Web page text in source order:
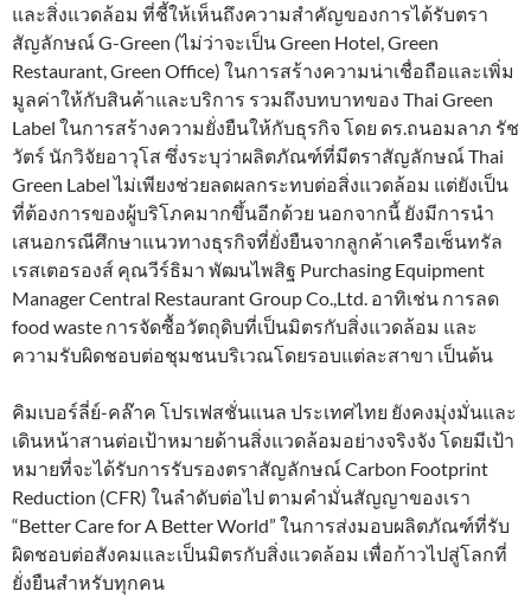
และสิ่งแวดล้อม ที่ชี้ให้เห็นถึงความสำคัญของการได้รับตรา
สัญลักษณ์ G-Green (ไม่ว่าจะเป็น Green Hotel, Green
Restaurant, Green Office) ในการสร้างความน่าเชื่อถือและเพิ่ม
มูลค่าให้กับสินค้าและบริการ รวมถึงบทบาทของ Thai Green
Label ในการสร้างความยั่งยืนให้กับธุรกิจ โดย ดร.ถนอมลาภ รัช
วัตร์ นักวิจัยอาวุโส ซึ่งระบุว่าผลิตภัณฑ์ที่มีตราสัญลักษณ์ Thai
Green Label ไม่เพียงช่วยลดผลกระทบต่อสิ่งแวดล้อม แต่ยังเป็น
ที่ต้องการของผู้บริโภคมากขึ้นอีกด้วย นอกจากนี้ ยังมีการนำ
เสนอกรณีศึกษาแนวทางธุรกิจที่ยั่งยืนจากลูกค้าเครือเซ็นทรัล
เรสเตอรองส์ คุณวีร์ธิมา พัฒนไพสิฐ Purchasing Equipment
Manager Central Restaurant Group Co.,Ltd. อาทิเช่น การลด
food waste การจัดซื้อวัตถุดิบที่เป็นมิตรกับสิ่งแวดล้อม และ
ความรับผิดชอบต่อชุมชนบริเวณโดยรอบแต่ละสาขา เป็นต้น
คิมเบอร์ลี่ย์-คล๊าค โปรเฟสชั่นแนล ประเทศไทย ยังคงมุ่งมั่นและ
เดินหน้าสานต่อเป้าหมายด้านสิ่งแวดล้อมอย่างจริงจัง โดยมีเป้า
หมายที่จะได้รับการรับรองตราสัญลักษณ์ Carbon Footprint
Reduction (CFR) ในลำดับต่อไป ตามคำมั่นสัญญาของเรา
“Better Care for A Better World” ในการส่งมอบผลิตภัณฑ์ที่รับ
ผิดชอบต่อสังคมและเป็นมิตรกับสิ่งแวดล้อม เพื่อก้าวไปสู่โลกที่
ยั่งยืนสำหรับทุกคน